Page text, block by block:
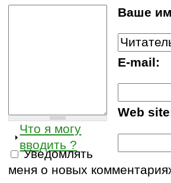
Ваше
E-mail:
Web
Что я могу
вводить ?
Уведомлять
меня о новых